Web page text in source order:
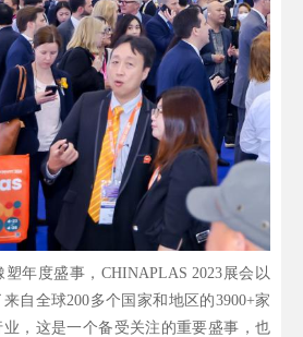
度盛事，CHINAPLAS 2023展会以
自全球200多个国家和地区的3900+家
业，这是一个备受关注的重要盛事，也